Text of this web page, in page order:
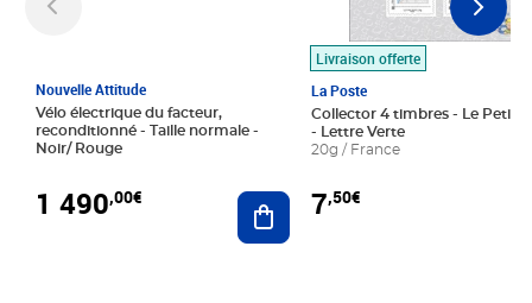
Nouvelle Attitude
Vélo électrique du facteur,
reconditionné - Taille normale -
Noir/ Rouge
1 490,00€ Ajouter au panier
Livraison offerte
La Poste
Collector 4 timbres - Le Petit
- Lettre Verte
20g / France
7,50€